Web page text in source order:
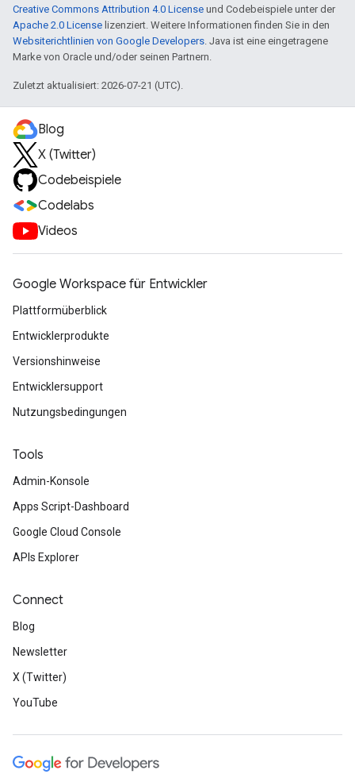
Creative Commons Attribution 4.0 License und Codebeispiele unter der
Apache 2.0 License lizenziert. Weitere Informationen finden Sie in den
Websiterichtlinien von Google Developers. Java ist eine eingetragene
Marke von Oracle und/oder seinen Partnern.
Zuletzt aktualisiert: 2026-07-21 (UTC).
Blog
X (Twitter)
Codebeispiele
Codelabs
Videos
Google Workspace für Entwickler
Plattformüberblick
Entwicklerprodukte
Versionshinweise
Entwicklersupport
Nutzungsbedingungen
Tools
Admin-Konsole
Apps Script-Dashboard
Google Cloud Console
APIs Explorer
Connect
Blog
Newsletter
X (Twitter)
YouTube